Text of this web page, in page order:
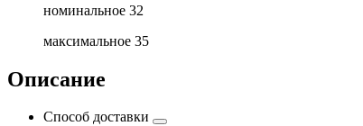
номинальное 32
максимальное 35
Описание
Способ доставки